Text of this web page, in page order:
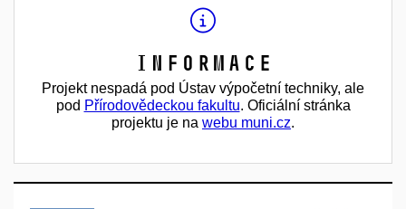
Informace
Projekt nespadá pod Ústav výpočetní techniky, ale
pod Přírodovědeckou fakultu. Oficiální stránka
projektu je na webu muni.cz.